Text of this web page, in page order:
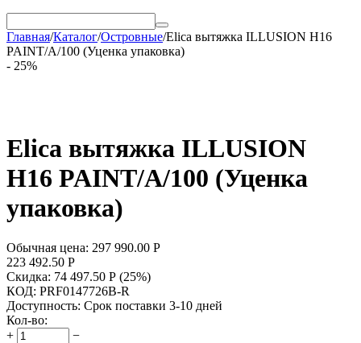
Главная/Каталог/Островные/Elica вытяжка ILLUSION H16
PAINT/A/100 (Уценка упаковка)
- 25%
Elica вытяжка ILLUSION
H16 PAINT/A/100 (Уценка
упаковка)
Обычная цена: 297 990.00 Р
223 492.50 Р
Скидка: 74 497.50 Р (25%)
КОД: PRF0147726B-R
Доступность: Срок поставки 3-10 дней
Кол-во:
+
−